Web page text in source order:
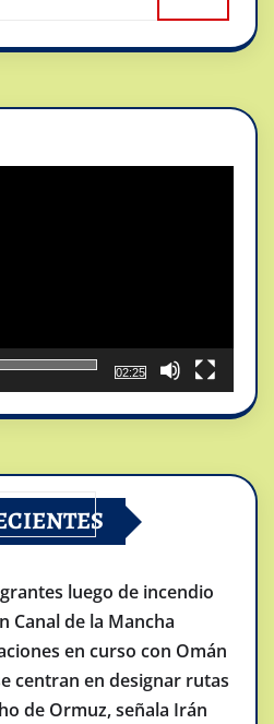
02:25
luego de incendio
Canal de la Mancha
en curso con Omán
centran en designar rutas
de Ormuz, señala Irán